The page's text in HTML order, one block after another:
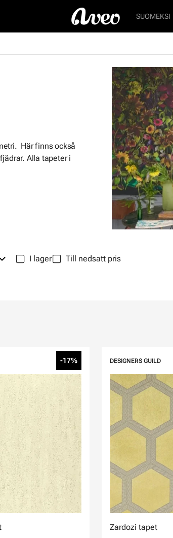
SUOMEKSI
Här finns också
Alla tapeter i
I lager Till nedsatt pris
-17% DESIGNERS GUILD
Zardozi tapet